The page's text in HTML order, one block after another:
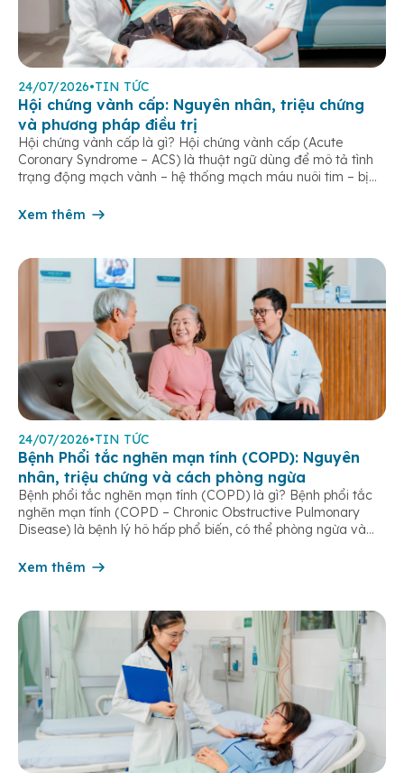
24/07/2026•TIN TỨC
Hội chứng vành cấp: Nguyên nhân, triệu chứng
và phương pháp điều trị
Hội chứng vành cấp là gì? Hội chứng vành cấp (Acute
Coronary Syndrome – ACS) là thuật ngữ dùng để mô tả tình
trạng động mạch vành – hệ thống mạch máu nuôi tim – bị
đến cơ tim giảm hoặc ngừng đột ngột. […]
Xem thêm
24/07/2026•TIN TỨC
Bệnh Phổi tắc nghẽn mạn tính (COPD): Nguyên
nhân, triệu chứng và cách phòng ngừa
Bệnh phổi tắc nghẽn mạn tính (COPD) là gì? Bệnh phổi tắc
nghẽn mạn tính (COPD – Chronic Obstructive Pulmonary
Disease) là bệnh lý hô hấp phổ biến, có thể phòng ngừa và
chứng hô hấp mạn tính như khó thở, ho […]
Xem thêm